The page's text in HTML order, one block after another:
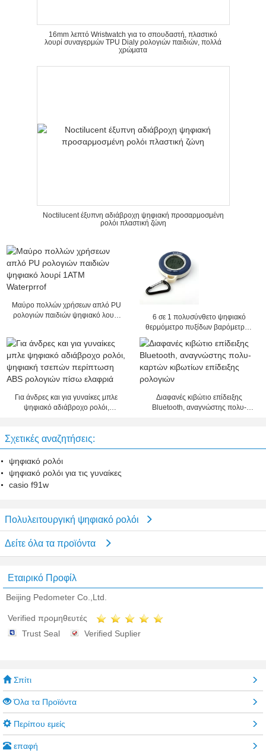
16mm λεπτό Wristwatch για το σπουδαστή, πλαστικό
λουρί συναγερμών TPU Dialy ρολογιών παιδιών, πολλά
χρώματα
Noctilucent έξυπνη αδιάβροχη ψηφιακή προσαρμοσμένη
ρολόι πλαστική ζώνη
Μαύρο πολλών χρήσεων απλό PU
ρολογιών παιδιών ψηφιακό λουρί
6 σε 1 πολυσύνθετο ψηφιακό
θερμόμετρο πυξίδων βαρόμετρων
καιρική πρόβλεψη
Για άνδρες και για γυναίκες μπλε
ψηφιακό αδιάβροχο ρολόι,
Διαφανές κιβώτιο επίδειξης
Bluetooth, αναγνώστης πολυ-
Σχετικές αναζητήσεις:
ψηφιακό ρολόι
ψηφιακό ρολόι για τις γυναίκες
casio f91w
Πολυλειτουργική ψηφιακό ρολόι
Δείτε όλα τα προϊόντα
Εταιρικό Προφίλ
Beijing Pedometer Co.,Ltd.
Verified προμηθευτές
Trust Seal
Verified Suplier
Σπίτι
Όλα τα Προϊόντα
Περίπου εμείς
επαφή